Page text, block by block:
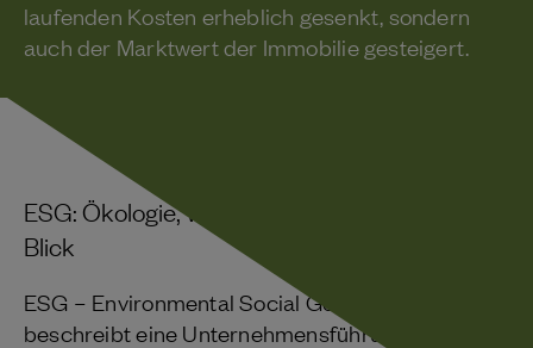
laufenden Kosten erheblich gesenkt, sondern
auch der Marktwert der Immobilie gesteigert.
ESG: Ökologie, Wirtschaft und Soziales im
Blick
ESG – Environmental Social Governance
beschreibt eine Unternehmensführung, die sich